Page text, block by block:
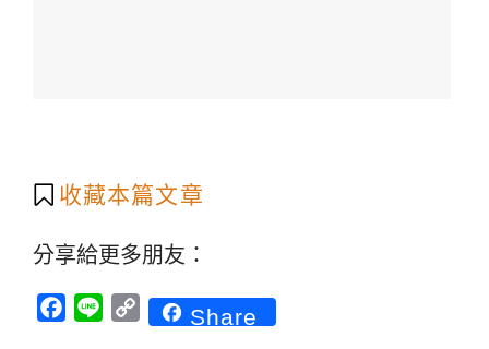
收藏本篇文章
分享給更多朋友：
Facebook
Line CopyShare